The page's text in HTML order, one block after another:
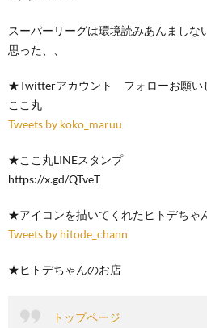
スーパーリーグは環境読みあんましな
思った、、
★Twitterアカウント フォローお願い
ここ丸
Tweets by koko_maruu
★ここ丸LINEスタンプ
https://x.gd/QTveT
★アイコンを描いてくれたヒトデちゃ
Tweets by hitode_chann
★ヒトデちゃんのお店
トップページ